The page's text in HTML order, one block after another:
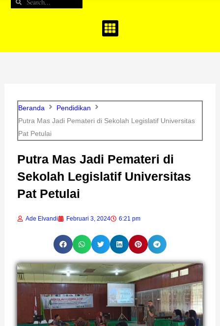
Beranda
Pendidikan
Putra Mas Jadi Pemateri di Sekolah Legislatif Universitas
Pat Petulai
Putra Mas Jadi Pemateri di
Sekolah Legislatif Universitas
Pat Petulai
Ade Elvandi Februari 3, 2024 6:21 pm